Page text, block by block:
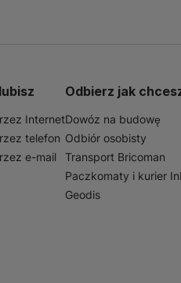
Internet
telefon
e-mail
Odbierz jak
Dowóz na budowę
Odbiór osobisty
Transport Bricoman
Paczkomaty i kurier
Geodis